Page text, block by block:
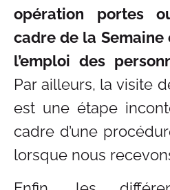
opération portes
cadre de la
l’emploi des
Par ailleurs, la visite
est une étape
cadre d’une
lorsque nous